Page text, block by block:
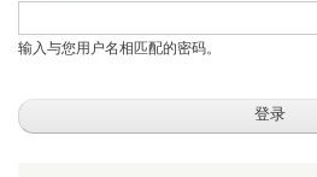
输入与您用户名相匹配的密码。